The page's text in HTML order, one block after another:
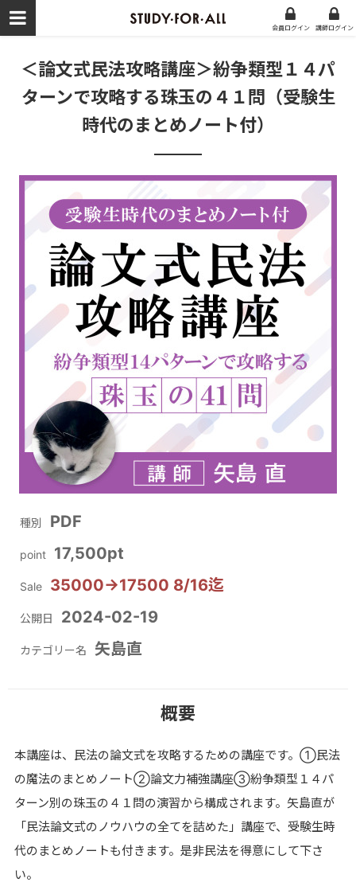
会員ログイン 講師ログイン
＜論文式民法攻略講座＞紛争類型１４パ
ターンで攻略する珠玉の４１問（受験生
時代のまとめノート付）
種別 PDF
point 17,500pt
Sale 35000→17500 8/16迄
公開日 2024-02-19
カテゴリー名 矢島直
概要
本講座は、民法の論文式を攻略するための講座です。➀民法
の魔法のまとめノート➁論文力補強講座➂紛争類型１４パ
ターン別の珠玉の４１問の演習から構成されます。矢島直が
「民法論文式のノウハウの全てを詰めた」講座で、受験生時
代のまとめノートも付きます。是非民法を得意にして下さ
い。